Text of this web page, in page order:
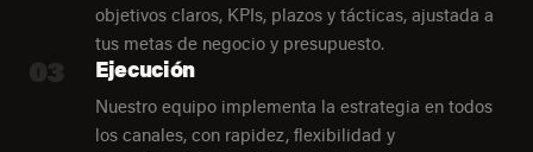
objetivos claros, KPIs, plazos y tácticas, ajustada a
tus metas de negocio y presupuesto.
Ejecución
Nuestro equipo implementa la estrategia en todos
los canales, con rapidez, flexibilidad y